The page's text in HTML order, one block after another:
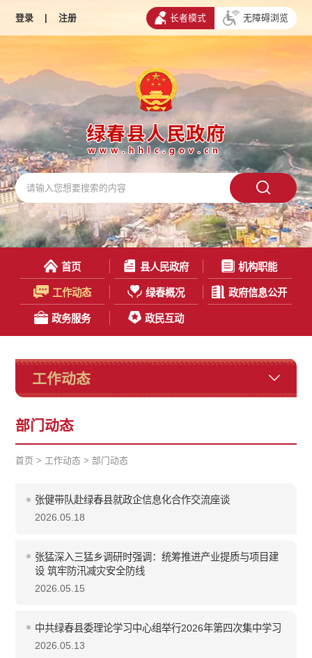
登录 | 注册 长者模式 无障碍浏览
首页 县人民政府 机构职能
工作动态 绿春概况 政府信息公开
政务服务 政民互动
工作动态
部门动态
首页 > 工作动态 >部门动态
张健带队赴绿春县就政企信息化合作交流座谈
2026.05.18
张猛深入三猛乡调研时强调：统筹推进产业提质与项目建
设 筑牢防汛减灾安全防线
2026.05.15
中共绿春县委理论学习中心组举行2026年第四次集中学习
2026.05.13